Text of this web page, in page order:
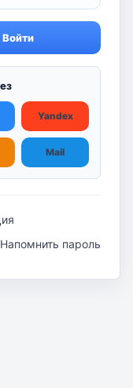
Войти
Yandex
Mail
Напомнить пароль